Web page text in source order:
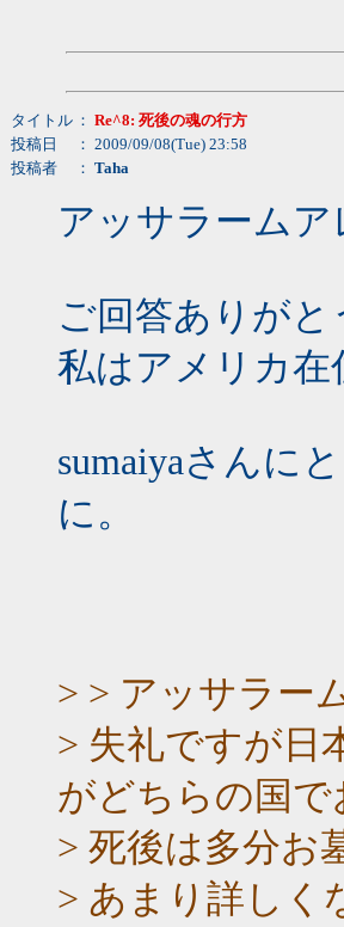
タイトル ： Re^8: 死後の魂の行方
投稿日
： 2009/09/08(Tue) 23:58
投稿者
： Taha
アッサラームア
ご回答ありが
私はアメリカ在
sumaiyaさんに
に。
> > アッサラー
> 失礼ですが日
がどちらの国
> 死後は多分お
> あまり詳しく